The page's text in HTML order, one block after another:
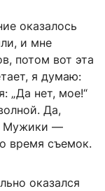
оказалось
и мне
потом вот эта
я думаю:
„Да нет, мое!“
Да,
Мужики —
время съемок.
оказался